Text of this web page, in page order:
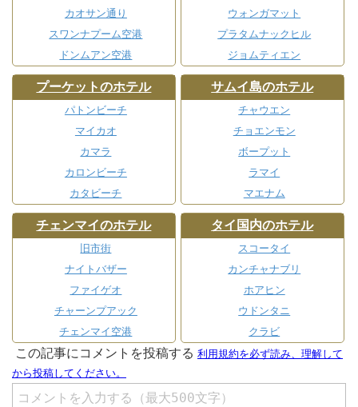
カオサン通り
スワンナプーム空港
ドンムアン空港
ウォンガマット
プラタムナックヒル
ジョムティエン
プーケットのホテル
パトンビーチ
マイカオ
カマラ
カロンビーチ
カタビーチ
サムイ島のホテル
チャウエン
チョエンモン
ボープット
ラマイ
マエナム
チェンマイのホテル
旧市街
ナイトバザー
ファイゲオ
チャーンプアック
チェンマイ空港
タイ国内のホテル
スコータイ
カンチャナブリ
ホアヒン
ウドンタニ
クラビ